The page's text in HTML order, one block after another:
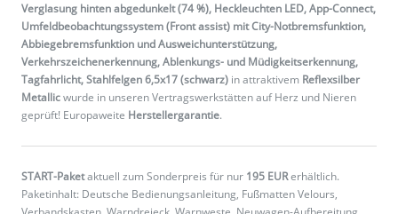
Verglasung hinten abgedunkelt (74 %), Heckleuchten LED, App-Connect,
Umfeldbeobachtungssystem (Front assist) mit City-Notbremsfunktion,
Abbiegebremsfunktion und Ausweichunterstützung,
Verkehrszeichenerkennung, Ablenkungs- und Müdigkeitserkennung,
Tagfahrlicht, Stahlfelgen 6,5x17 (schwarz) in attraktivem Reflexsilber
Metallicwurde in unseren Vertragswerkstätten auf Herz und Nieren
geprüft! Europaweite Herstellergarantie.
START-Paketaktuell zum Sonderpreis für nur 195 EURerhältlich.
Paketinhalt: Deutsche Bedienungsanleitung, Fußmatten Velours,